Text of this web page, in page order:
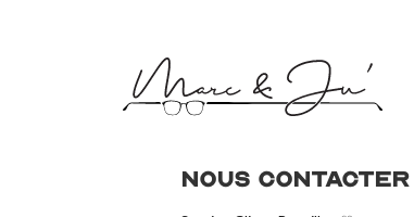
Nous contacter